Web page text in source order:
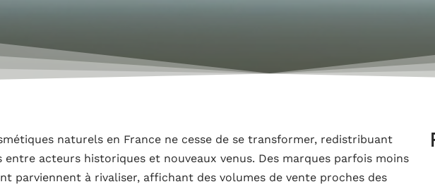
naturels en France ne cesse de se transformer, redistribuant
acteurs historiques et nouveaux venus. Des marques parfois moins
parviennent à rivaliser, affichant des volumes de vente proches des